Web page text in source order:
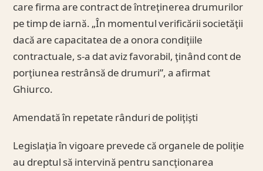
care firma are contract de întreţinerea drumurilor
pe timp de iarnă. „În momentul verificării societăţii
dacă are capacitatea de a onora condiţiile
contractuale, s-a dat aviz favorabil, ţinând cont de
porţiunea restrânsă de drumuri”, a afirmat
Ghiurco.
Amendată în repetate rânduri de poliţişti
Legislaţia în vigoare prevede că organele de poliţie
au dreptul să intervină pentru sancţionarea